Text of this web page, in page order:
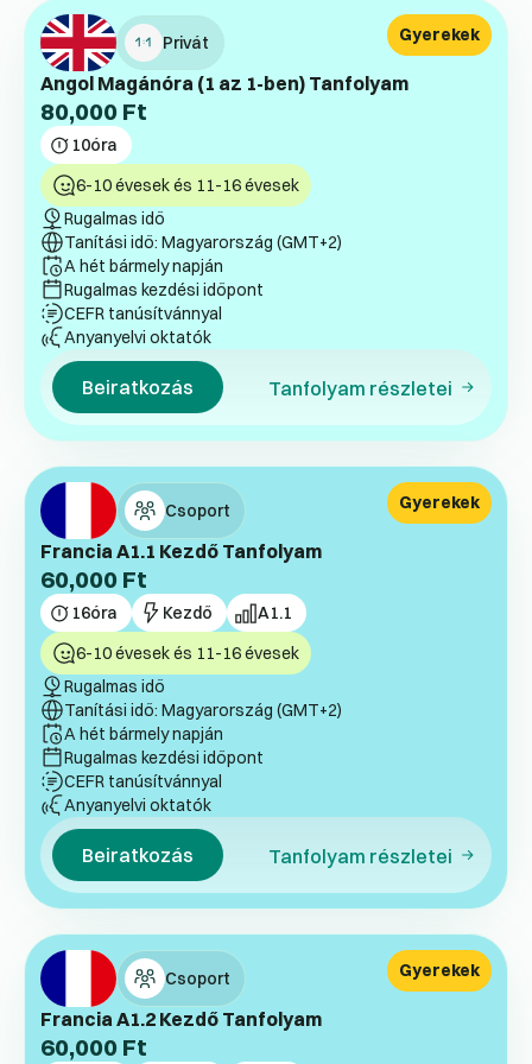
Privát
Angol Magánóra (1 az 1-ben) Tanfolyam
80,000 Ft
10óra
Gyerekek
6-10 évesek és 11-16 évesek
Rugalmas idő
Tanítási idő: Magyarország (GMT+2)
A hét bármely napján
Rugalmas kezdési időpont
CEFR tanúsítvánnyal
Anyanyelvi oktatók
Beiratkozás Tanfolyam részletei
Csoport
Francia A1.1 Kezdő Tanfolyam
60,000 Ft
16óra Kezdő A1.1
Gyerekek
6-10 évesek és 11-16 évesek
Rugalmas idő
Tanítási idő: Magyarország (GMT+2)
A hét bármely napján
Rugalmas kezdési időpont
CEFR tanúsítvánnyal
Anyanyelvi oktatók
Beiratkozás Tanfolyam részletei
Csoport
Francia A1.2 Kezdő Tanfolyam
60,000 Ft
Gyerekek